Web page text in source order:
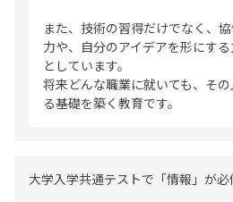
また、技術の習得だけでなく、
力や、自分のアイデアを形にす
としています。
将来どんな職業に就いても、そ
る基礎を築く教育です。
大学入学共通テストで「情報」が必